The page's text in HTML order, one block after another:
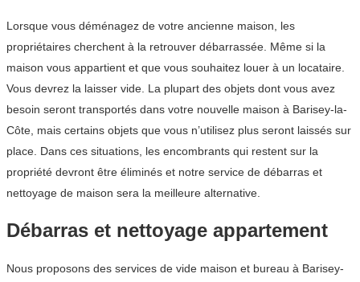
Lorsque vous déménagez de votre ancienne maison, les
propriétaires cherchent à la retrouver débarrassée. Même si la
maison vous appartient et que vous souhaitez louer à un locataire.
Vous devrez la laisser vide. La plupart des objets dont vous avez
besoin seront transportés dans votre nouvelle maison à Barisey-la-
Côte, mais certains objets que vous n’utilisez plus seront laissés sur
place. Dans ces situations, les encombrants qui restent sur la
propriété devront être éliminés et notre service de débarras et
nettoyage de maison sera la meilleure alternative.
Débarras et nettoyage appartement
Nous proposons des services de vide maison et bureau à Barisey-